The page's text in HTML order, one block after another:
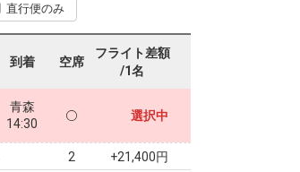
直行便のみ
到着 空席
フライト差額
/1名
青森
14:30
選択中
2 +21,400円